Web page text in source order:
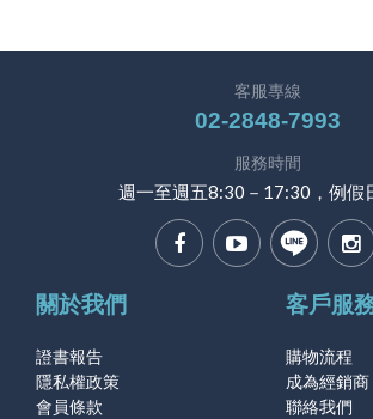
客服專線
02-2848-7993
服務時間
週一至週五8:30－17:30，例假
關於我們
證書報告
隱私權政策
會員條款
客戶服
購物流程
成為經銷商
聯絡我們